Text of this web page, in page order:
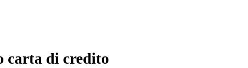
carta di credito